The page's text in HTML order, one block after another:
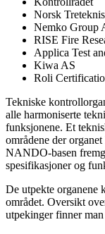
Norsk
Nemko Group
RISE Fire
Applica Test
Kiwa AS
Roli
Tekniske
alle harmoniserte
funksjonene. Et
områdene der
NANDO-basen
spesifikasjoner og
De utpekte organene
området. Oversikt
utpekinger finner